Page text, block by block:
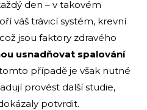
den – v takovém
váš trávicí systém, krevní
jsou faktory zdravého
usnadňovat spalování
případě je však nutné
provést další studie,
potvrdit.